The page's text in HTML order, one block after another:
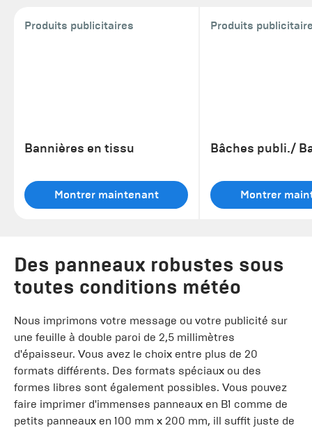
Produits publicitaires
Bannières en tissu
Montrer maintenant
Produits
Bâches publi./
Montrer
Des panneaux robustes sous
toutes conditions météo
Nous imprimons votre message ou votre publicité sur
une feuille à double paroi de 2,5 millimètres
d'épaisseur. Vous avez le choix entre plus de 20
formats différents. Des formats spéciaux ou des
formes libres sont également possibles. Vous pouvez
faire imprimer d'immenses panneaux en B1 comme de
petits panneaux en 100 mm x 200 mm, ill suffit juste de